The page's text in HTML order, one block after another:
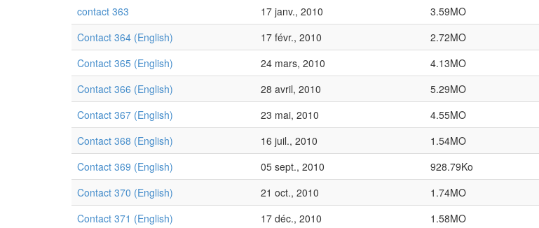
contact 363
17 janv., 2010
3.59MO
Contact 364 (English)
17 févr., 2010
2.72MO
Contact 365 (English)
24 mars, 2010
4.13MO
Contact 366 (English)
28 avril, 2010
5.29MO
Contact 367 (English)
23 mai, 2010
4.55MO
Contact 368 (English)
16 juil., 2010
1.54MO
Contact 369 (English)
05 sept., 2010
928.79Ko
Contact 370 (English)
21 oct., 2010
1.74MO
Contact 371 (English)
17 déc., 2010
1.58MO